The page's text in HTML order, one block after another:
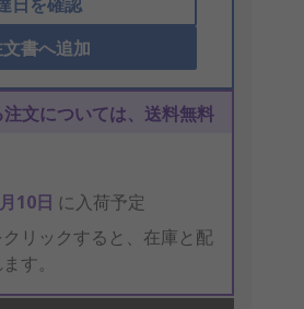
書へ追加
文については、送料無料
10日 に入荷予定
クリックすると、在庫と配
す。